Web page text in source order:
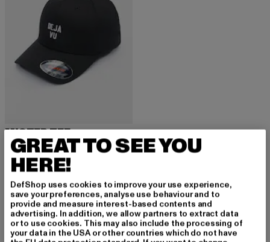
MISTER TEE
Deja Vu
14,99 EUR
Derzeitiger Preis: 14,99 EUR
24,99 EUR Aktionspreis: 24,99 EUR
GREAT TO SEE YOU
HERE!
DefShop uses cookies to improve your use experience,
save your preferences, analyse use behaviour and to
provide and measure interest-based contents and
advertising. In addition, we allow partners to extract data
or to use cookies. This may also include the processing of
your data in the USA or other countries which do not have